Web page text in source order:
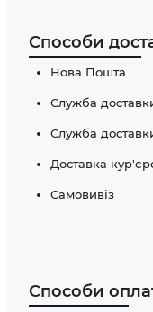
Способи
Нова Пошта
Служба
Служба
Доставка
Самовивіз
Способи